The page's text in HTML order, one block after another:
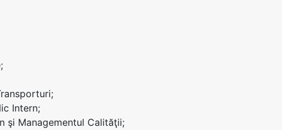
Intern;
şi Managementul Calităţii;